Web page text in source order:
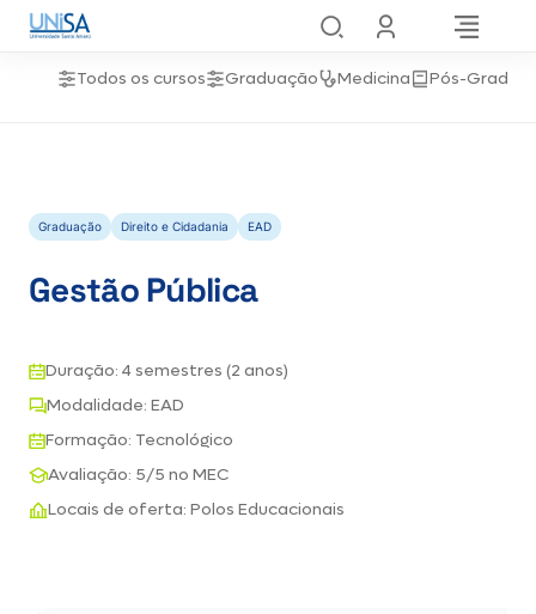
Todos os cursos Graduação Medicina Pós-
Graduação Direito e Cidadania EAD
Gestão Pública
Duração: 4 semestres (2 anos)
Modalidade: EAD
Formação: Tecnológico
Avaliação: 5/5 no MEC
Locais de oferta: Polos Educacionais